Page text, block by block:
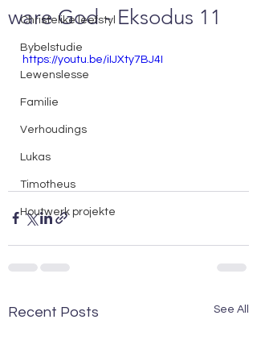
Christelike leefstyl
Bybelstudie
Lewenslesse
Familie
Verhoudings
Lukas
Timotheus
Houtwerk projekte
ware God - Eksodus 11
https://youtu.be/iIJXty7BJ4I
Recent Posts See All